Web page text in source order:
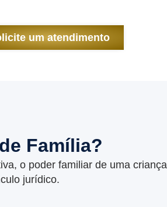
um atendimento
Família?
o poder familiar de uma criança
jurídico.